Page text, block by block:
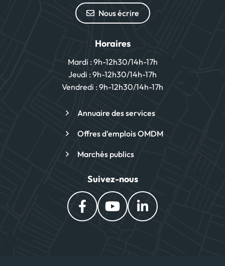
Nous écrire
Horaires
Mardi : 9h-12h30/14h-17h
Jeudi : 9h-12h30/14h-17h
Vendredi : 9h-12h30/14h-17h
Annuaire des services
Offres d'emplois OMDM
Marchés publics
Suivez-nous
Lien vers le compte Facebook
Lien vers la chaîne
Lien vers le